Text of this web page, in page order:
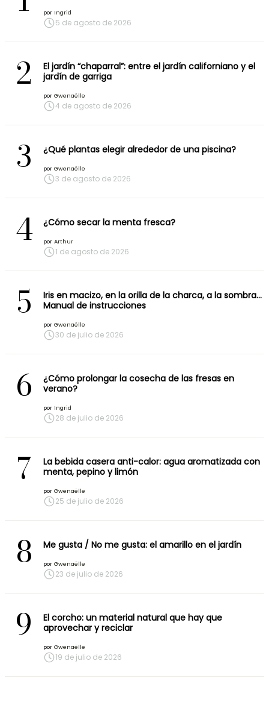
por Ingrid
5 de agosto de 2026
2
El jardín “chaparral”: entre el jardín californiano y el
jardín de garriga
por Gwenaëlle
4 de agosto de 2026
3 ¿Qué plantas elegir alrededor de una piscina?
por Gwenaëlle
3 de agosto de 2026
4 ¿Cómo secar la menta fresca?
por Arthur
1 de agosto de 2026
5
Iris en macizo, en la orilla de la charca, a la sombra…
Manual de instrucciones
por Gwenaëlle
30 de julio de 2026
6
¿Cómo prolongar la cosecha de las fresas en
verano?
por Ingrid
28 de julio de 2026
7
La bebida casera anti-calor: agua aromatizada con
menta, pepino y limón
por Gwenaëlle
25 de julio de 2026
8 Me gusta / No me gusta: el amarillo en el jardín
por Gwenaëlle
23 de julio de 2026
9
El corcho: un material natural que hay que
aprovechar y reciclar
por Gwenaëlle
19 de julio de 2026